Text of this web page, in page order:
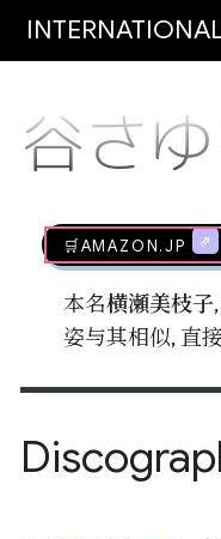
谷さ
🛒AMAZON.jp
本名横瀬美枝子
姿与其相似, 直